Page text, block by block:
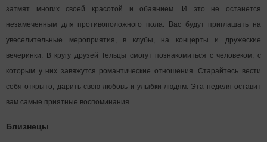
затмят многих своей красотой и обаянием. И это не останется
незамеченным для противоположного пола. Вас будут приглашать на
увеселительные мероприятия, в клубы, на концерты и дружеские
вечеринки. В кругу друзей Тельцы смогут познакомиться с человеком, с
которым у них завяжутся романтические отношения. Старайтесь вести
себя открыто, дарить свою любовь и улыбки людям. Эта неделя оставит
вам самые приятные воспоминания.
Близнецы